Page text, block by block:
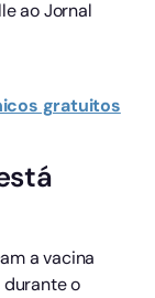
ao Jornal
gratuitos
a vacina
o